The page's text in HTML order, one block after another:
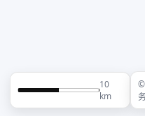
10
km
©